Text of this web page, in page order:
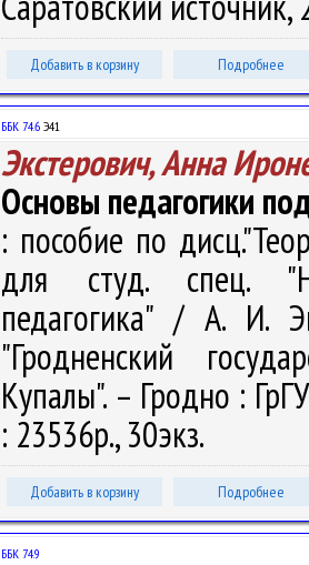
Добавить в корзину Подробнее
ББК 74.6 Э41
Экстерович, Анна
Основы педагогики
: пособие по
для студ. спец.
педагогика" / А. И.
"Гродненский
Купалы". – Гродно :
: 23536р., 30экз.
Добавить в корзину Подробнее
ББК 74.9